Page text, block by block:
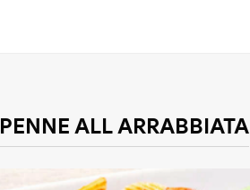
PENNE ALL ARRABBIATA